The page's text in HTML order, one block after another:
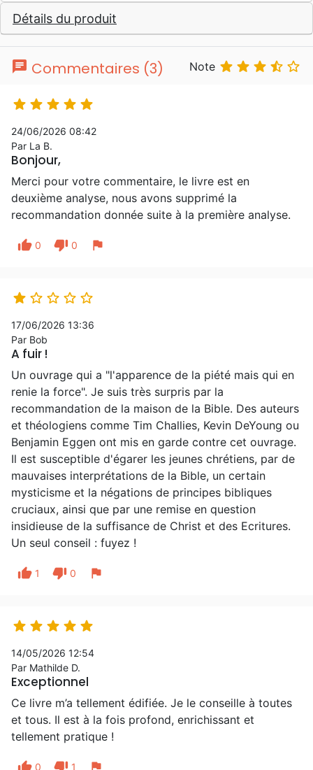
Détails du produit
chat Commentaires (3) Note     
    
24/06/2026 08:42
Par La B.
Bonjour,
Merci pour votre commentaire, le livre est en
deuxième analyse, nous avons supprimé la
recommandation donnée suite à la première analyse.
thumb_up 0 thumb_down 0 flag
    
17/06/2026 13:36
Par Bob
A fuir !
Un ouvrage qui a "l'apparence de la piété mais qui en
renie la force". Je suis très surpris par la
recommandation de la maison de la Bible. Des auteurs
et théologiens comme Tim Challies, Kevin DeYoung ou
Benjamin Eggen ont mis en garde contre cet ouvrage.
Il est susceptible d'égarer les jeunes chrétiens, par de
mauvaises interprétations de la Bible, un certain
mysticisme et la négations de principes bibliques
cruciaux, ainsi que par une remise en question
insidieuse de la suffisance de Christ et des Ecritures.
Un seul conseil : fuyez !
thumb_up 1 thumb_down 0 flag
    
14/05/2026 12:54
Par Mathilde D.
Exceptionnel
Ce livre m’a tellement édifiée. Je le conseille à toutes
et tous. Il est à la fois profond, enrichissant et
tellement pratique !
thumb_up 0 thumb_down 1 flag